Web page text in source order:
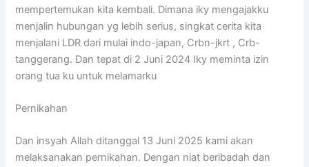
mempertemukan kita kembali. Dimana iky mengajakku
menjalin hubungan yg lebih serius, singkat cerita kita
menjalani LDR dari mulai indo-japan, Crbn-jkrt , Crb-
tanggerang. Dan tepat di 2 Juni 2024 Iky meminta izin
orang tua ku untuk melamarku
Pernikahan
Dan insyah Allah ditanggal 13 Juni 2025 kami akan
melaksanakan pernikahan. Dengan niat beribadah dan